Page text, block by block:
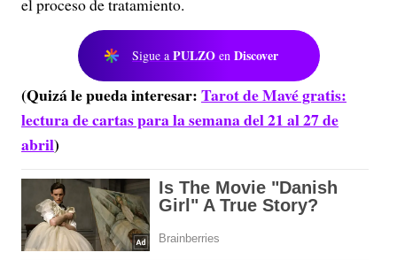
el proceso de tratamiento.
Sigue a PULZO en Discover
(Quizá le pueda interesar:Tarot de Mavé gratis:
lectura de cartas para la semana del 21 al 27 de
abril)